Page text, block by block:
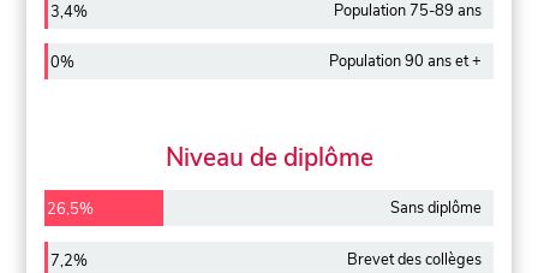
3,4% Population 75-89 ans
0% Population 90 ans et +
Niveau de diplôme
26,5% Sans diplôme
7,2% Brevet des collèges